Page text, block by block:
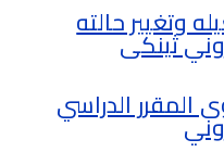
وتغيير حالته
ثينكى
الدراسي